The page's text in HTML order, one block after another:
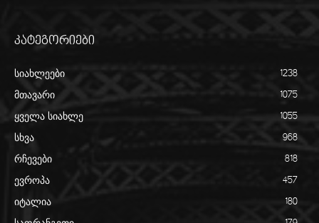
კატეგორიები
სიახლეები 1238
მთავარი 1075
ყველა სიახლე 1055
სხვა 968
რჩევები 818
ევროპა 457
იტალია 180